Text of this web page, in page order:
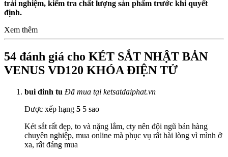
trải nghiệm, kiểm tra chất lượng sản phẩm trước khi quyết
định.
Xem thêm
54 đánh giá cho KÉT SẮT NHẬT BẢN
VENUS VD120 KHÓA ĐIỆN TỬ
bui dinh tu Đã mua tại ketsatdaiphat.vn
Được xếp hạng 5 5 sao
Két sắt rất đẹp, to và nặng lắm, cty nên đội ngũ bán hàng
chuyên nghiệp, mua online mà phục vụ rất hài lòng vì mình ở
xa, rất đáng mua